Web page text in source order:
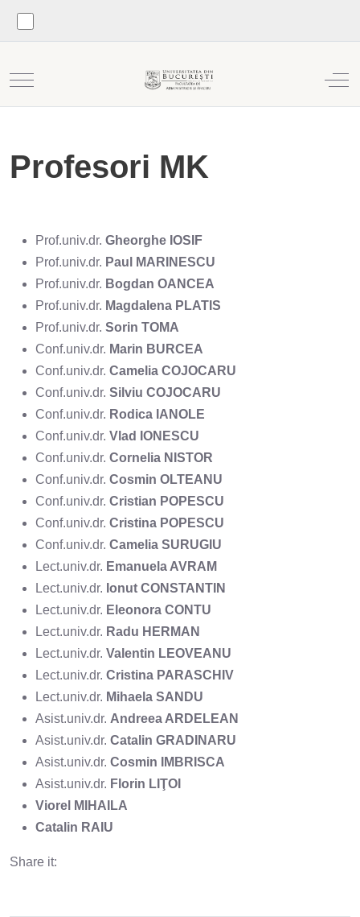
Mobile Menu Toggle Off-
Profesori MK
Prof.univ.dr. Gheorghe IOSIF
Prof.univ.dr. Paul MARINESCU
Prof.univ.dr. Bogdan OANCEA
Prof.univ.dr. Magdalena PLATIS
Prof.univ.dr. Sorin TOMA
Conf.univ.dr. Marin BURCEA
Conf.univ.dr. Camelia COJOCARU
Conf.univ.dr. Silviu COJOCARU
Conf.univ.dr. Rodica IANOLE
Conf.univ.dr. Vlad IONESCU
Conf.univ.dr. Cornelia NISTOR
Conf.univ.dr. Cosmin OLTEANU
Conf.univ.dr. Cristian POPESCU
Conf.univ.dr. Cristina POPESCU
Conf.univ.dr. Camelia SURUGIU
Lect.univ.dr. Emanuela AVRAM
Lect.univ.dr. Ionut CONSTANTIN
Lect.univ.dr. Eleonora CONTU
Lect.univ.dr. Radu HERMAN
Lect.univ.dr. Valentin LEOVEANU
Lect.univ.dr. Cristina PARASCHIV
Lect.univ.dr. Mihaela SANDU
Asist.univ.dr. Andreea ARDELEAN
Asist.univ.dr. Catalin GRADINARU
Asist.univ.dr. Cosmin IMBRISCA
Asist.univ.dr. Florin LIŢOI
Viorel MIHAILA
Catalin RAIU
Share it: